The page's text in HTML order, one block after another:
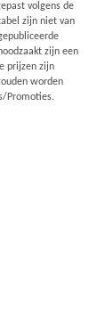
volgens de
zijn niet van
zijn een
prijzen zijn
worden
Promoties.